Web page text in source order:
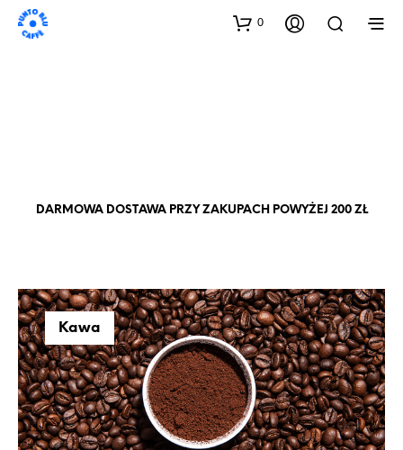
0
DARMOWA DOSTAWA PRZY ZAKUPACH POWYŻEJ 200 ZŁ
Kawa